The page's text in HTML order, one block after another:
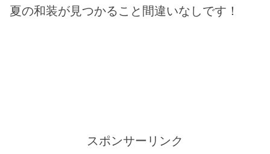
夏の和装が見つかること間違いなしです！
スポンサーリンク